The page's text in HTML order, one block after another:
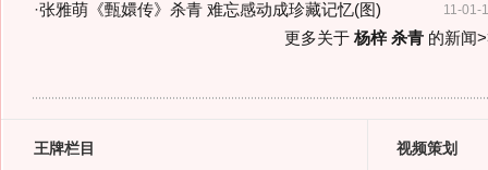
11-01-
·张雅萌《甄嬛传》杀青 难忘感动成珍藏记忆(图)
更多关于 杨梓 杀青的新闻
王牌栏目 视频策划